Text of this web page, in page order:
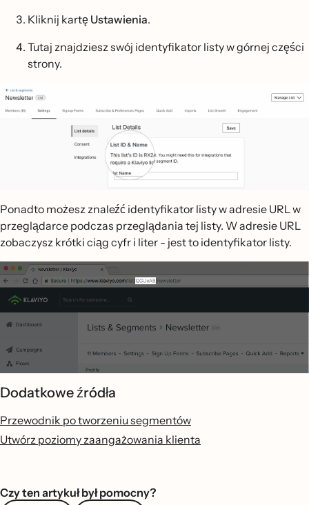
Kliknij kartę Ustawienia.
Tutaj znajdziesz swój identyfikator listy w górnej części
strony.
Ponadto możesz znaleźć identyfikator listy w adresie URL w
przeglądarce podczas przeglądania tej listy. W adresie URL
zobaczysz krótki ciąg cyfr i liter - jest to identyfikator listy.
Dodatkowe źródła
Przewodnik po tworzeniu segmentów
Utwórz poziomy zaangażowania klienta
Czy ten artykuł był pomocny?